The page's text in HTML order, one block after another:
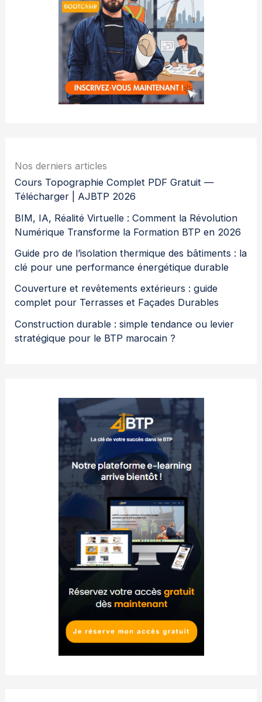
Nos derniers articles
Cours Topographie Complet PDF Gratuit —
Télécharger | AJBTP 2026
BIM, IA, Réalité Virtuelle : Comment la Révolution
Numérique Transforme la Formation BTP en 2026
Guide pro de l’isolation thermique des bâtiments : la
clé pour une performance énergétique durable
Couverture et revêtements extérieurs : guide
complet pour Terrasses et Façades Durables
Construction durable : simple tendance ou levier
stratégique pour le BTP marocain ?